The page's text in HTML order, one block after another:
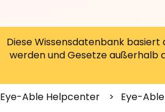
Diese Wissensdatenbank
werden und Gesetze außerhalb
Eye-Able Helpcenter Eye-